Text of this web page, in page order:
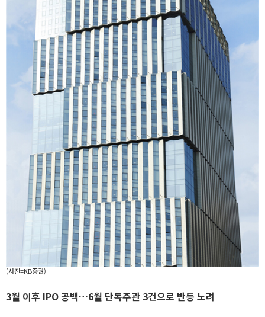
(사진=KB증권)
3월 이후 IPO 공백…6월 단독주관 3건으로 반등 노려